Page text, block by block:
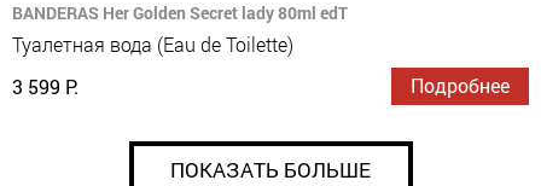
BANDERAS Her Golden Secret lady 80ml edT
Туалетная вода (Eau de Toilette)
3 599 Р.
Подробнее
ПОКАЗАТЬ БОЛЬШЕ